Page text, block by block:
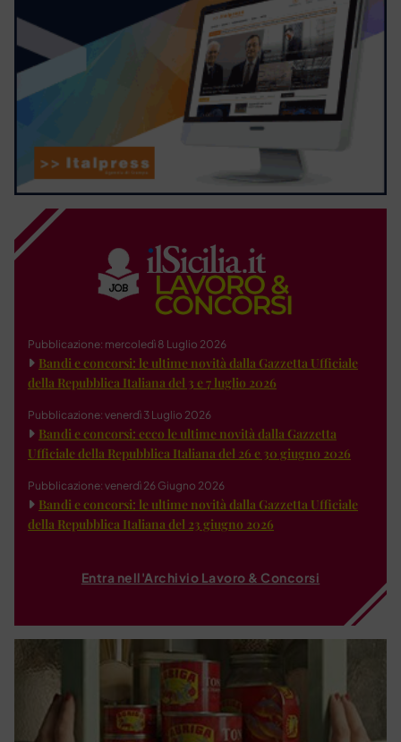
Pubblicazione: mercoledì 8 Luglio 2026
Bandi e concorsi: le ultime novità dalla Gazzetta Ufficiale
della Repubblica Italiana del 3 e 7 luglio 2026
Pubblicazione: venerdì 3 Luglio 2026
Bandi e concorsi: ecco le ultime novità dalla Gazzetta
Ufficiale della Repubblica Italiana del 26 e 30 giugno 2026
Pubblicazione: venerdì 26 Giugno 2026
Bandi e concorsi: le ultime novità dalla Gazzetta Ufficiale
della Repubblica Italiana del 23 giugno 2026
Entra nell'Archivio Lavoro & Concorsi